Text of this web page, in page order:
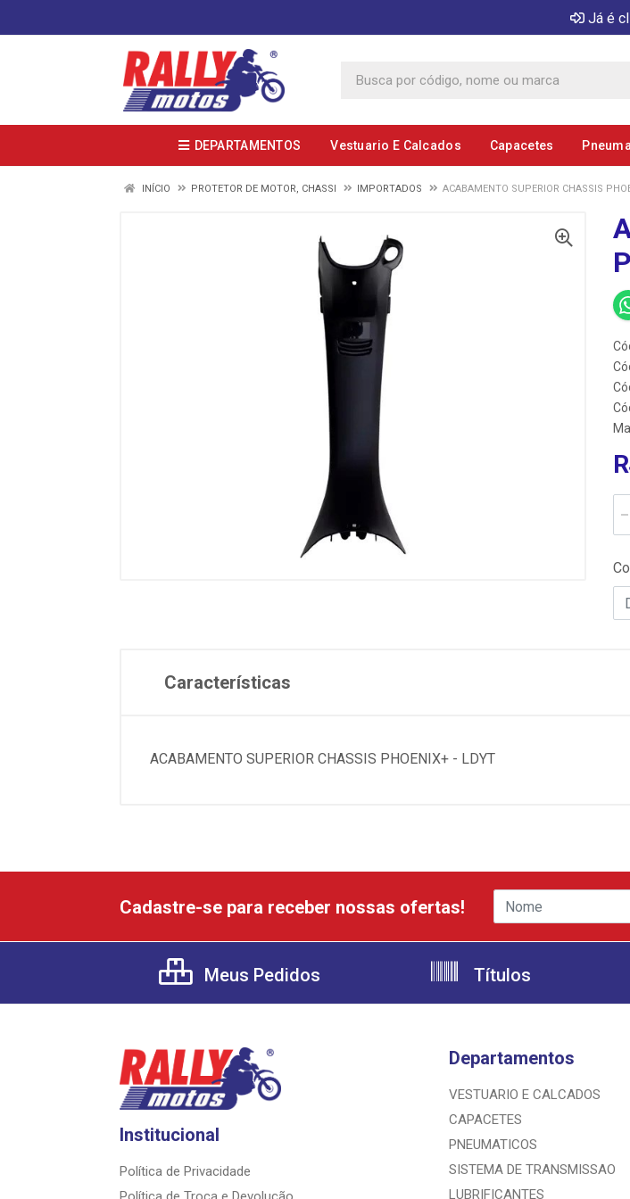
Já é
DEPARTAMENTOS Vestuario E Calcados Capacetes
INÍCIO PROTETOR DE MOTOR, CHASSI IMPORTADOS ACABAMENTO SUPERIOR CHASSIS
Características
ACABAMENTO SUPERIOR CHASSIS PHOENIX+ - LDYT
Cadastre-se para receber nossas ofertas!
Meus Pedidos Títulos
Institucional
Política de Privacidade
Departamentos
VESTUARIO E CALCADOS
CAPACETES
PNEUMATICOS
SISTEMA DE TRANSMISSAO
LUBRIFICANTES